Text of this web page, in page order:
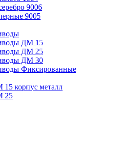
9006
9005
ДМ 15
ДМ 25
ДМ 30
Фиксированные
корпус металл
25